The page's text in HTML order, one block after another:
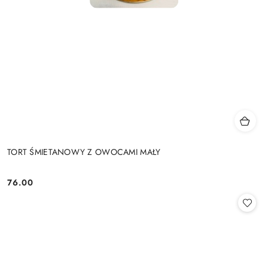
TORT ŚMIETANOWY Z OWOCAMI MAŁY
Cena:
76.00